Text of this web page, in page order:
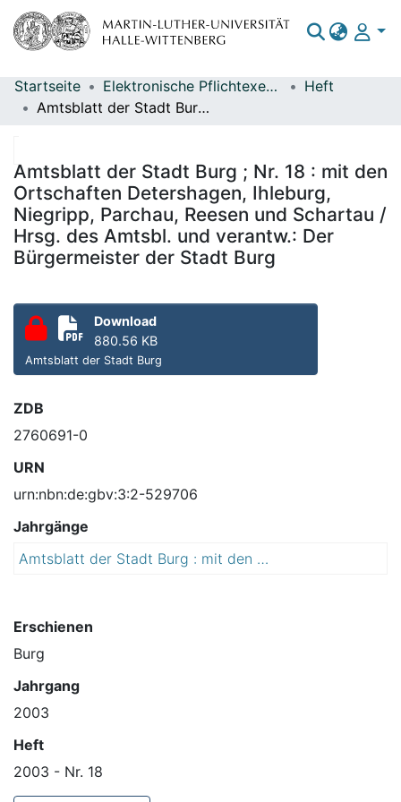
Bereiche & Sammlungen
Statistiken
Startseite Elektronische Pflichtexemplare
Heft
Amtsblatt der Stadt Burg ; Nr. 18 : mit den Ortschaften Detershagen, Ihleburg, Niegripp, Parchau, Reesen und Schartau / Hrsg. des Amtsbl. und verantw.: Der Bürgermeister der Stadt Burg
Amtsblatt der Stadt Burg ; Nr. 18 : mit den
Ortschaften Detershagen, Ihleburg,
Niegripp, Parchau, Reesen und Schartau /
Hrsg. des Amtsbl. und verantw.: Der
Bürgermeister der Stadt Burg
Download
880.56 KB
Amtsblatt der Stadt Burg
ZDB
2760691-0
URN
urn:nbn:de:gbv:3:2-529706
Jahrgänge
Amtsblatt der Stadt Burg : mit den Ortschaften Detershagen, Ihleburg, Niegripp, Parchau, Reesen und Schartau
Erschienen
Burg
Jahrgang
2003
Heft
2003 - Nr. 18